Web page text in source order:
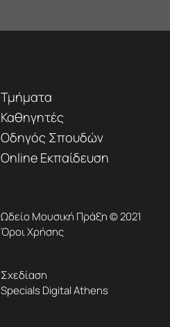
Τμήματα
Καθηγητές
Οδηγός Σπουδών
Online Εκπαίδευση
Ωδείο Μουσική Πράξη © 2021
Όροι Χρήσης
Σχεδίαση
Specials Digital Athens